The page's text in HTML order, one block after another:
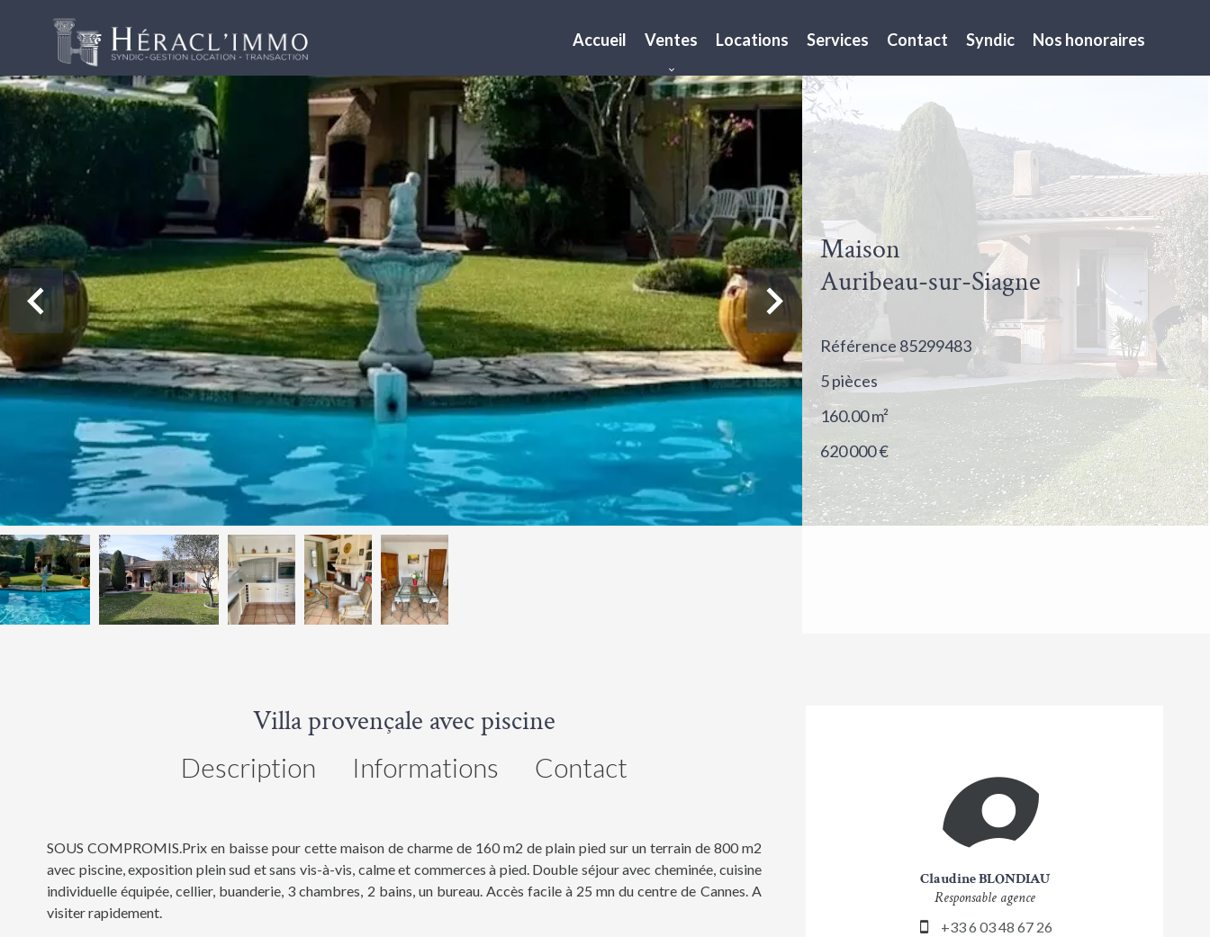
Accueil Ventes Locations Services Contact Syndic Nos honoraires
Maison
Auribeau-sur-Siagne
Référence 85299483
5 pièces
160.00m²
620 000 €
Villa provençale avec piscine
Description Informations Contact
SOUS COMPROMIS.Prix en baisse pour cette maison de charme de 160 m2 de plain pied sur un terrain de 800 m2
avec piscine, exposition plein sud et sans vis-à-vis, calme et commerces à pied. Double séjour avec cheminée, cuisine
individuelle équipée, cellier, buanderie, 3 chambres, 2 bains, un bureau. Accès facile à 25 mn du centre de Cannes. A
visiter rapidement.
Claudine BLONDIAU
Responsable agence
+33 6 03 48 67 26